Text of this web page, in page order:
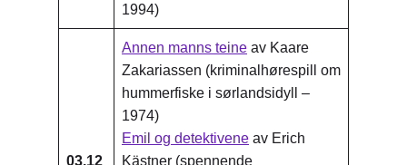
1994)
03.12
Annen manns teine av Kaare
Zakariassen (kriminalhørespill om
hummerfiske i sørlandsidyll –
1974)
Emil og detektivene av Erich
Kästner (spennende